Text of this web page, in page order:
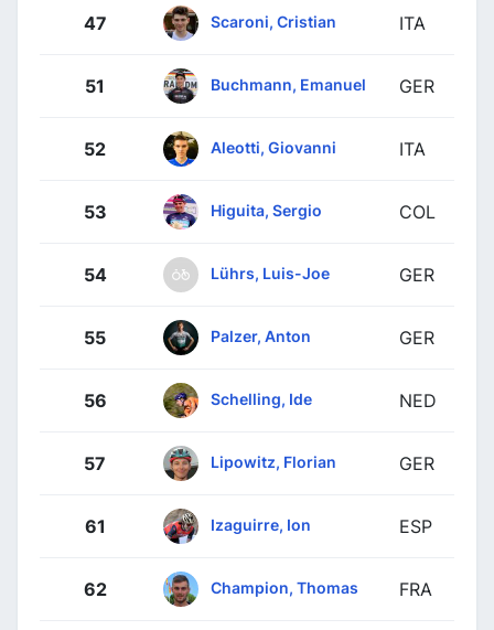
47 Scaroni, Cristian ITA
51 Buchmann, Emanuel GER
52 Aleotti, Giovanni ITA
53 Higuita, Sergio COL
54 Lührs, Luis-Joe GER
55 Palzer, Anton GER
56 Schelling, Ide NED
57 Lipowitz, Florian GER
61 Izaguirre, Ion ESP
62 Champion, Thomas FRA